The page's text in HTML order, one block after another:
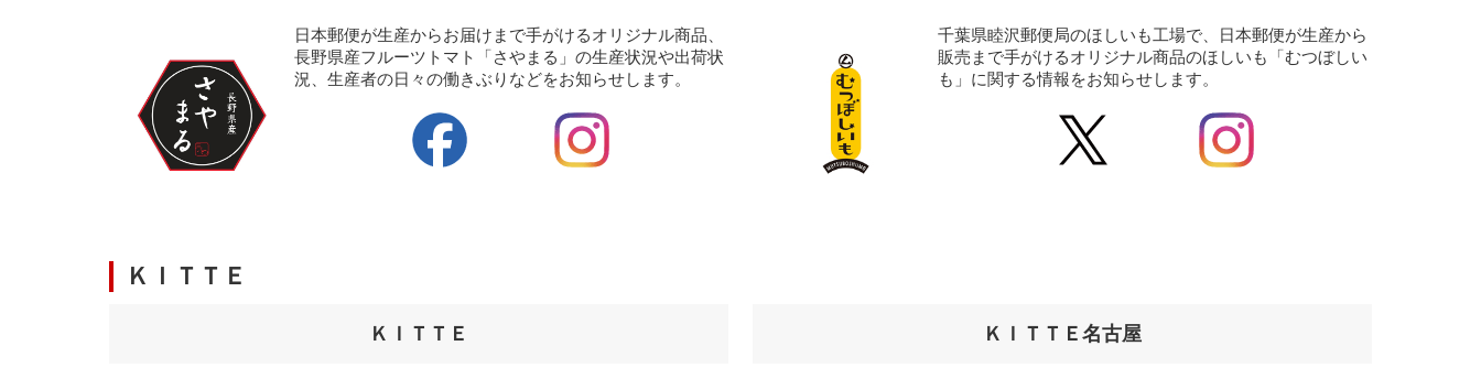
日本郵便が生産からお届けまで手がけるオリジナル商品、
長野県産フルーツトマト「さやまる」の生産状況や出荷状
況、生産者の日々の働きぶりなどをお知らせします。
千葉県睦沢郵便局のほしいも工場で、日本郵便が生産から
販売まで手がけるオリジナル商品のほしいも「むつぼしい
も」に関する情報をお知らせします。
ＫＩＴＴＥ
ＫＩＴＴＥ ＫＩＴＴＥ名古屋